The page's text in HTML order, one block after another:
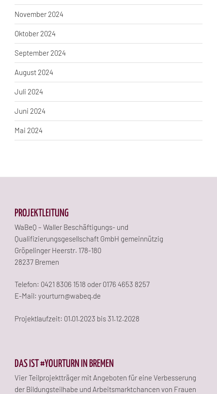
November 2024
Oktober 2024
September 2024
August 2024
Juli 2024
Juni 2024
Mai 2024
PROJEKTLEITUNG
WaBeQ – Waller Beschäftigungs- und
Qualifizierungsgesellschaft GmbH gemeinnützig
Gröpelinger Heerstr. 178-180
28237 Bremen
Telefon: 0421 8306 1518 oder 0176 4653 8257
E-Mail: yourturn@wabeq.de
Projektlaufzeit: 01.01.2023 bis 31.12.2028
DAS IST #YOURTURN IN BREMEN
Vier Teilprojektträger mit Angeboten für eine Verbesserung
der Bildungsteilhabe und Arbeitsmarktchancen von Frauen